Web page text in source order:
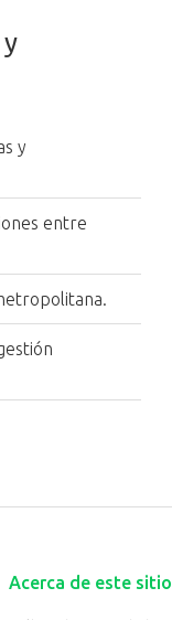
y
entre
Acerca de este sitio